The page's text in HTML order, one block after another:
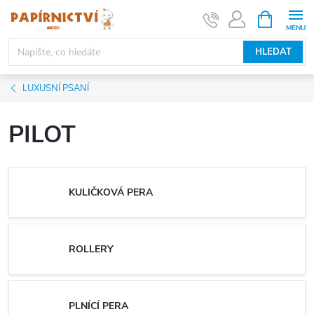
obsah
HLEDAT
NÁKUPNÍ
KOŠÍK
LUXUSNÍ PSANÍ
PILOT
KULIČKOVÁ PERA
ROLLERY
PLNÍCÍ PERA